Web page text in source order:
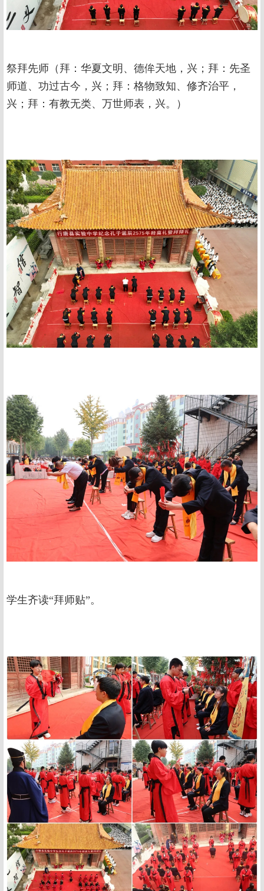
祭拜先师（拜：华夏文明、德侔天地，兴；拜：先圣
师道、功过古今，兴；拜：格物致知、修齐治平，
兴；拜：有教无类、万世师表，兴。）
学生齐读“拜师贴”。